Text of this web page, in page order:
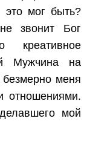
мог быть?
звонит Бог
Мужчина на
меня
отношениями.
мой